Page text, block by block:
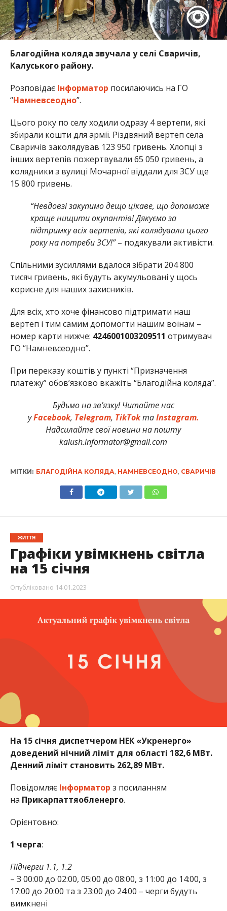
Благодійна коляда звучала у селі Сваричів,
Калуського району.
Розповідає Інформатор посилаючись на ГО
“Намневсеодно”.
Цього року по селу ходили одразу 4 вертепи, які
збирали кошти для армії. Різдвяний вертеп села
Сваричів заколядував 123 950 гривень. Хлопці з
інших вертепів пожертвували 65 050 гривень, а
колядники з вулиці Мочарної віддали для ЗСУ ще
15 800 гривень.
“Невдовзі закупимо дещо цікаве, що допоможе
краще нищити окупантів!Дякуємо за
підтримку всіх вертепів, які колядували цього
року на потреби ЗСУ!”– подякували активісти.
Спільними зусиллями вдалося зібрати 204 800
тисяч гривень, які будуть акумульовані у щось
корисне для наших захисників.
Для всіх, хто хоче фінансово підтримати наш
вертеп і тим самим допомогти нашим воїнам –
номер карти нижче: 4246001003209511 отримувач
ГО “Намневсеодно”.
При переказу коштів у пункті “Призначення
платежу” обов’язково вкажіть “Благодійна коляда”.
Будьмо на зв’язку! Читайте нас
уFacebook, Telegram, TikTokтаInstagram.
Надсилайте свої новини на пошту
kalush.informator@gmail.com
МІТКИ: БЛАГОДІЙНА КОЛЯДА НАМНЕВСЕОДНО СВАРИЧІВ
ЖИТТЯ
Графіки увімкнень світла
на 15 січня
Опубліковано 14.01.2023
На 15 січня диспетчером НЕК «Укренерго»
доведений нічний ліміт для області 182,6 МВт.
Денний ліміт становить 262,89 МВт.
Повідомляє Інформатор з посиланням
на Прикарпаттяобленерго.
Орієнтовно:
1 черга:
Підчерги 1.1, 1.2
– З 00:00 до 02:00, 05:00 до 08:00, з 11:00 до 14:00, з
17:00 до 20:00 та з 23:00 до 24:00 – черги будуть
вимкнені